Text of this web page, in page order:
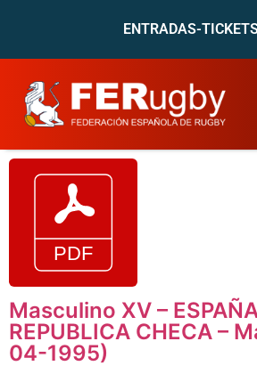
ENTRADAS-
Masculino XV –
REPUBLICA CHECA –
04-1995)